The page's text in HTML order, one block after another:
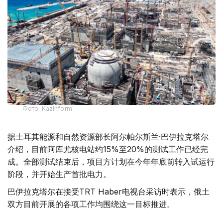
Фото: Kazinform
据土耳其能源和自然资源部长阿尔帕尔斯兰·巴伊拉克塔尔
介绍，目前阿库尤核电站约15%至20%的测试工作已经完
成。全部测试结束后，项目方计划在今年年底前转入试运行
阶段，并开始生产首批电力。
巴伊拉克塔尔在接受TRT Haber电视台采访时表示，俄土
双方目前开展的各项工作均围绕这一目标推进。